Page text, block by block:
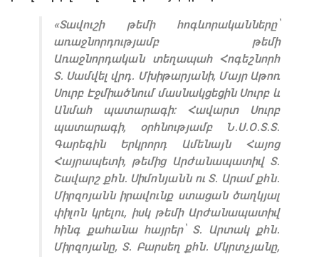
«Տավուշի թեմի հոգևորականները՝
առաջնորդությամբ թեմի
Առաջնորդական տեղապահ Հոգեշնորհ
Տ․ Սամվել վրդ․ Մխիթարյանի, Մայր Աթոռ
Սուրբ Էջմիածնում մասնակցեցին Սուրբ և
Անմահ պատարագի։ Հավարտ Սուրբ
պատարագի, օրհնությամբ Ն․Ս․Օ․Տ․Տ․
Գարեգին Երկրորդ Ամենայն Հայոց
Հայրապետի, թեմից Արժանապատիվ Տ․
Շավարշ քհն․ Սիմոնյանն ու Տ․ Արամ քհն․
Միրզոյանն իրավունք ստացան ծաղկյալ
փիլոն կրելու, իսկ թեմի Արժանապատիվ
հինգ քահանա հայրեր՝ Տ․ Արտակ քհն․
Միրզոյանը, Տ․ Բարսեղ քհն․ Մկրտչյանը,